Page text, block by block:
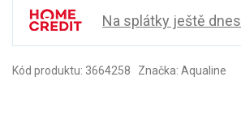
Na splátky ještě dnes
Kód produktu: 3664258 Značka: Aqualine